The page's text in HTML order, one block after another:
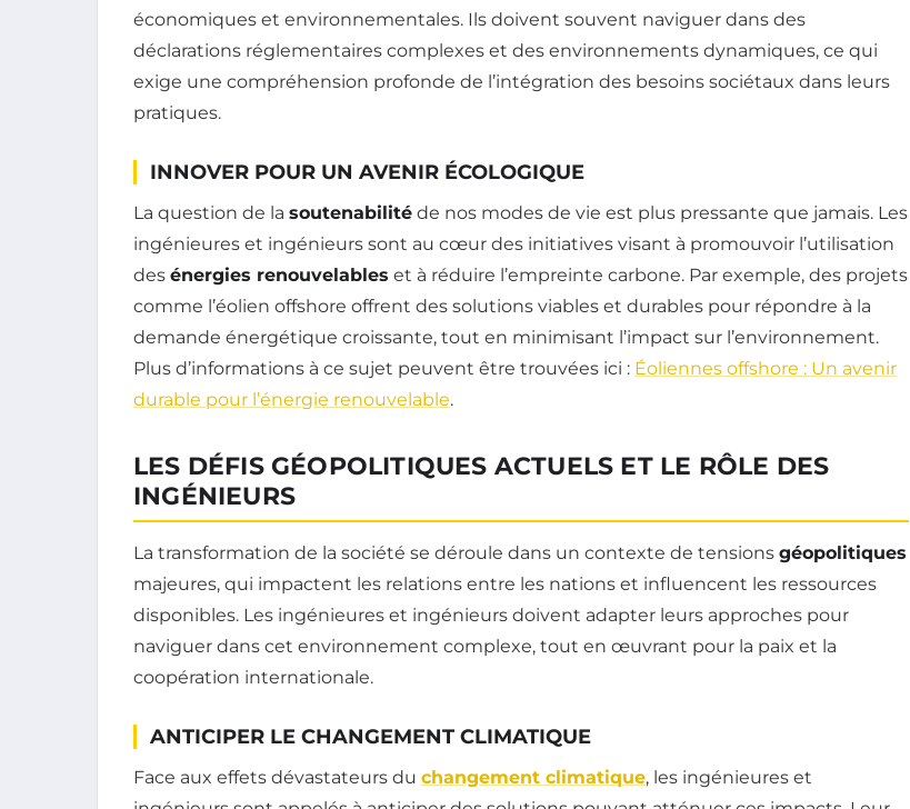
économiques et environnementales. Ils doivent souvent naviguer dans des
déclarations réglementaires complexes et des environnements dynamiques, ce qui
exige une compréhension profonde de l’intégration des besoins sociétaux dans leurs
pratiques.
INNOVER POUR UN AVENIR ÉCOLOGIQUE
La question de la soutenabilité de nos modes de vie est plus pressante que jamais. Les
ingénieures et ingénieurs sont au cœur des initiatives visant à promouvoir l’utilisation
des énergies renouvelables et à réduire l’empreinte carbone. Par exemple, des projets
comme l’éolien offshore offrent des solutions viables et durables pour répondre à la
demande énergétique croissante, tout en minimisant l’impact sur l’environnement.
Plus d’informations à ce sujet peuvent être trouvées ici : Éoliennes offshore : Un avenir
durable pour l’énergie renouvelable.
LES DÉFIS GÉOPOLITIQUES ACTUELS ET LE RÔLE DES
INGÉNIEURS
La transformation de la société se déroule dans un contexte de tensions géopolitiques
majeures, qui impactent les relations entre les nations et influencent les ressources
disponibles. Les ingénieures et ingénieurs doivent adapter leurs approches pour
naviguer dans cet environnement complexe, tout en œuvrant pour la paix et la
coopération internationale.
ANTICIPER LE CHANGEMENT CLIMATIQUE
Face aux effets dévastateurs du changement climatique, les ingénieures et